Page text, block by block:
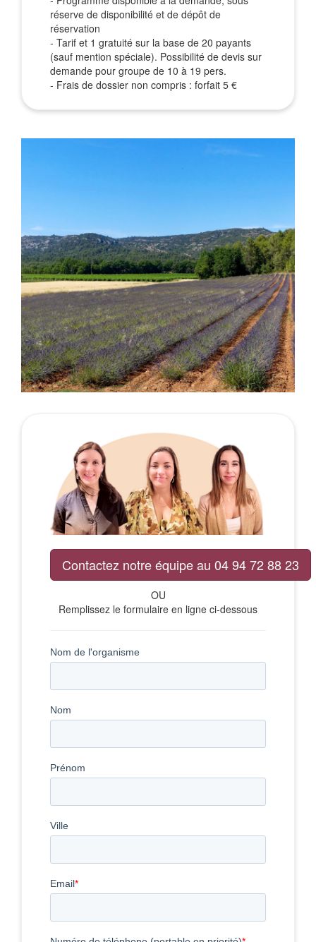
réserve de disponibilité et de dépôt de
réservation
- Tarif et 1 gratuité sur la base de 20 payants
(sauf mention spéciale). Possibilité de devis sur
demande pour groupe de 10 à 19 pers.
- Frais de dossier non compris : forfait 5 €
Contactez notre équipe au 04 94 72 88 23
OU
Remplissez le formulaire en ligne ci-dessous